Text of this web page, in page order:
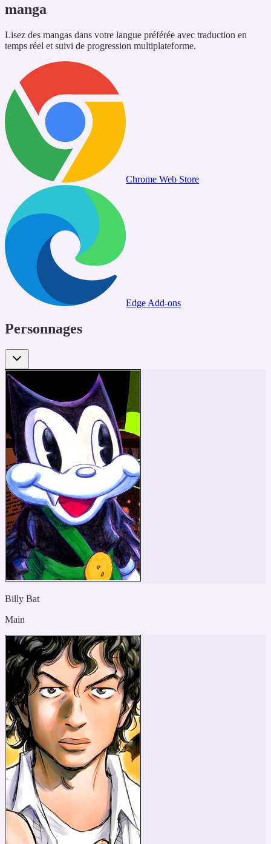
manga
Lisez des mangas dans votre langue préférée avec traduction en
temps réel et suivi de progression multiplateforme.
Chrome Web Store
Edge Add-ons
Personnages
Billy Bat
Main